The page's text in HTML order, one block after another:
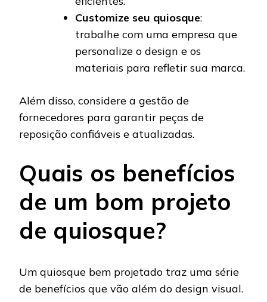
Customize seu quiosque:
trabalhe com uma empresa que
personalize o design e os
materiais para refletir sua marca.
Além disso, considere a gestão de
fornecedores para garantir peças de
reposição confiáveis e atualizadas.
Quais os benefícios
de um bom projeto
de quiosque?
Um quiosque bem projetado traz uma série
de benefícios que vão além do design visual.